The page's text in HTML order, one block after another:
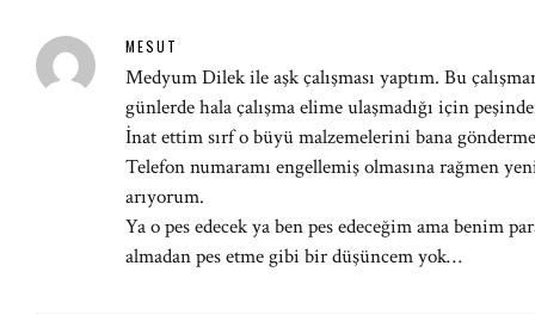
MESUT
Medyum Dilek ile aşk çalışması yaptım. Bu
günlerde hala çalışma elime ulaşmadığı için
İnat ettim sırf o büyü malzemelerini bana
Telefon numaramı engellemiş olmasına rağmen
arıyorum.
Ya o pes edecek ya ben pes edeceğim ama benim
almadan pes etme gibi bir düşüncem yok…